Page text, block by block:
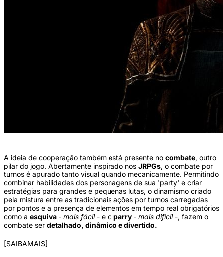
A ideia de cooperação também está presente no combate, outro
pilar do jogo. Abertamente inspirado nos JRPGs, o combate por
turnos é apurado tanto visual quando mecanicamente. Permitindo
combinar habilidades dos personagens de sua 'party' e criar
estratégias para grandes e pequenas lutas, o dinamismo criado
pela mistura entre as tradicionais ações por turnos carregadas
por pontos e a presença de elementos em tempo real obrigatórios
como a esquiva - mais fácil- e o parry - mais difícil-, fazem o
combate ser detalhado, dinâmico e divertido.
[SAIBAMAIS]